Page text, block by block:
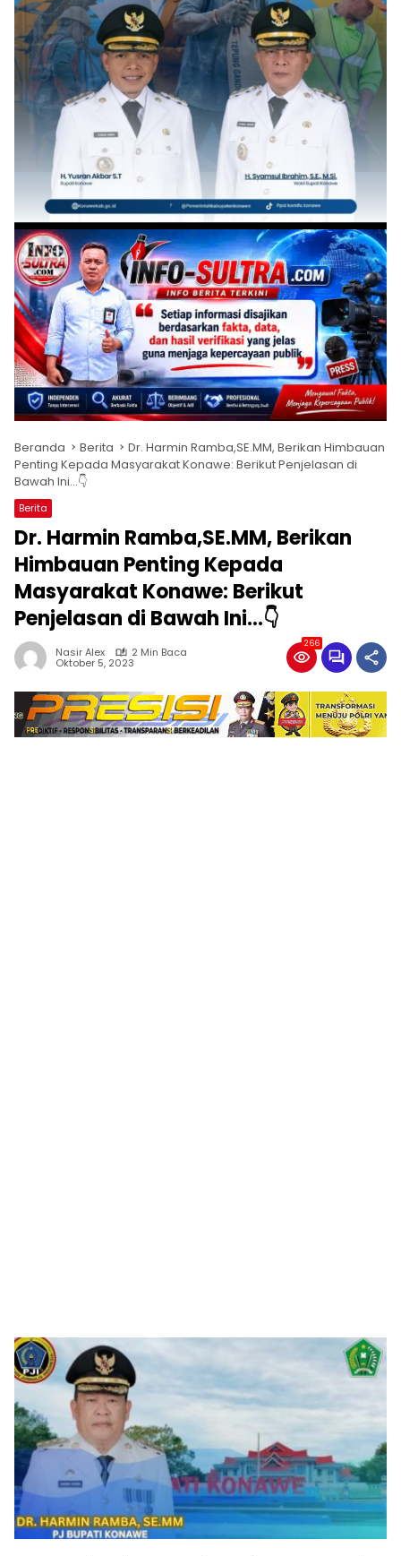
Beranda Berita
Dr. Harmin Ramba,SE.MM, Berikan Himbauan
Penting Kepada Masyarakat Konawe: Berikut Penjelasan di
Bawah Ini...👇
Berita
Dr. Harmin Ramba,SE.MM, Berikan
Himbauan Penting Kepada
Masyarakat Konawe: Berikut
Penjelasan di Bawah Ini…👇
Nasir Alex 2 Min Baca
Oktober 5, 2023
266